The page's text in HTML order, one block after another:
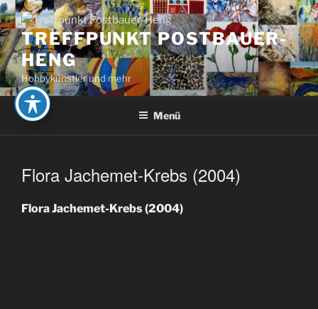
Zum
Inhalt
springenTREFFPUNKT POSTBAUER-
HENG
Hobbykünstler und mehr
Menü
Flora Jachemet-Krebs (2004)
Flora Jachemet-Krebs (2004)